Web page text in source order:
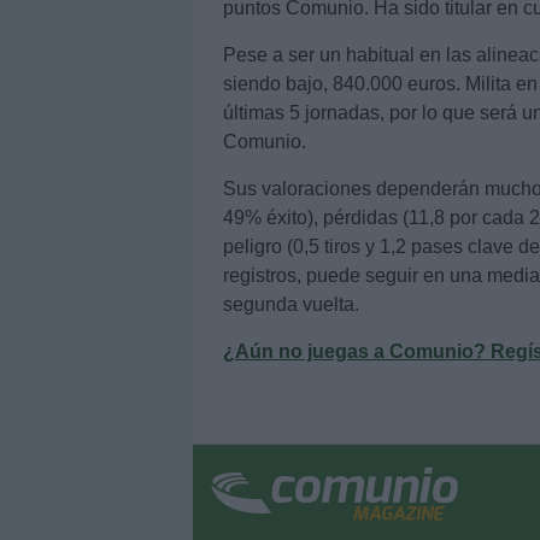
puntos Comunio. Ha sido titular en
Pese a ser un habitual en las
siendo bajo, 840.000 euros. Milita
últimas 5 jornadas, por lo que será
Comunio.
Sus valoraciones dependerán
49% éxito), pérdidas (11,8 por cada
peligro (0,5 tiros y 1,2 pases clave
registros, puede seguir en una
segunda vuelta.
¿Aún no juegas a Comunio?